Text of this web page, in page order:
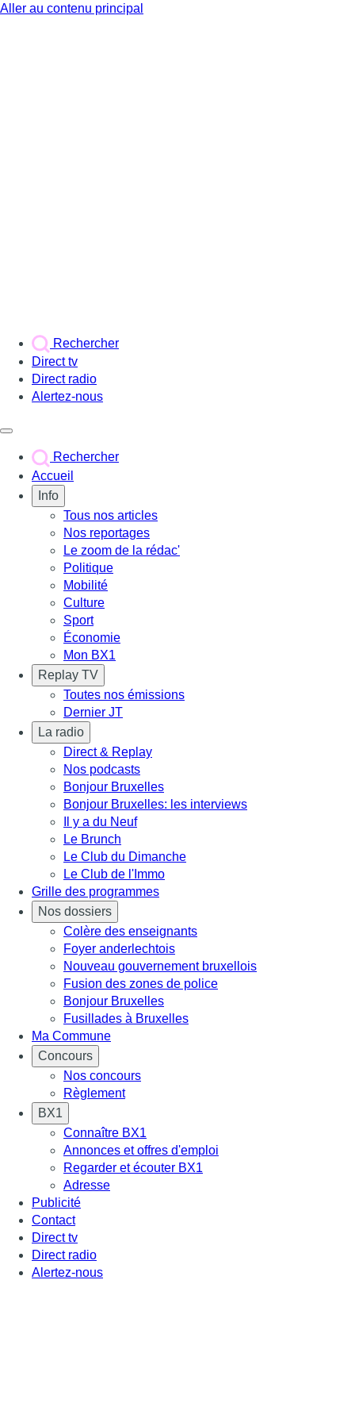
Aller au contenu principal
Rechercher
Direct tv
Direct radio
Alertez-nous
Rechercher
Accueil
Info
Tous nos articles
Nos reportages
Le zoom de la rédac'
Politique
Mobilité
Culture
Sport
Économie
Mon BX1
Replay TV
Toutes nos émissions
Dernier JT
La radio
Direct & Replay
Nos podcasts
Bonjour Bruxelles
Bonjour Bruxelles: les interviews
Il y a du Neuf
Le Brunch
Le Club du Dimanche
Le Club de l'Immo
Grille des programmes
Nos dossiers
Colère des enseignants
Foyer anderlechtois
Nouveau gouvernement bruxellois
Fusion des zones de police
Bonjour Bruxelles
Fusillades à Bruxelles
Ma Commune
Concours
Nos concours
Règlement
BX1
Connaître BX1
Annonces et offres d'emploi
Regarder et écouter BX1
Adresse
Publicité
Contact
Direct tv
Direct radio
Alertez-nous